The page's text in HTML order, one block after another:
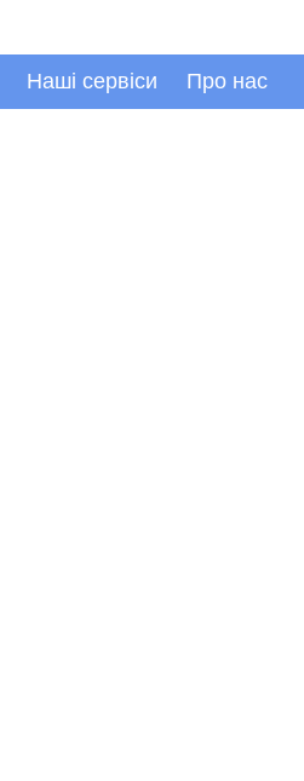
Наші сервіси Про нас